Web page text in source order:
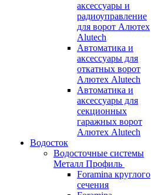
аксессуары и
радиоуправление
для ворот Алютех
Alutech
Автоматика и
аксессуары для
откатных ворот
Алютех Alutech
Автоматика и
аксессуары для
секционных
гаражных ворот
Алютех Alutech
Водосток
Водосточные системы
Металл Профиль
Foramina круглого
сечения